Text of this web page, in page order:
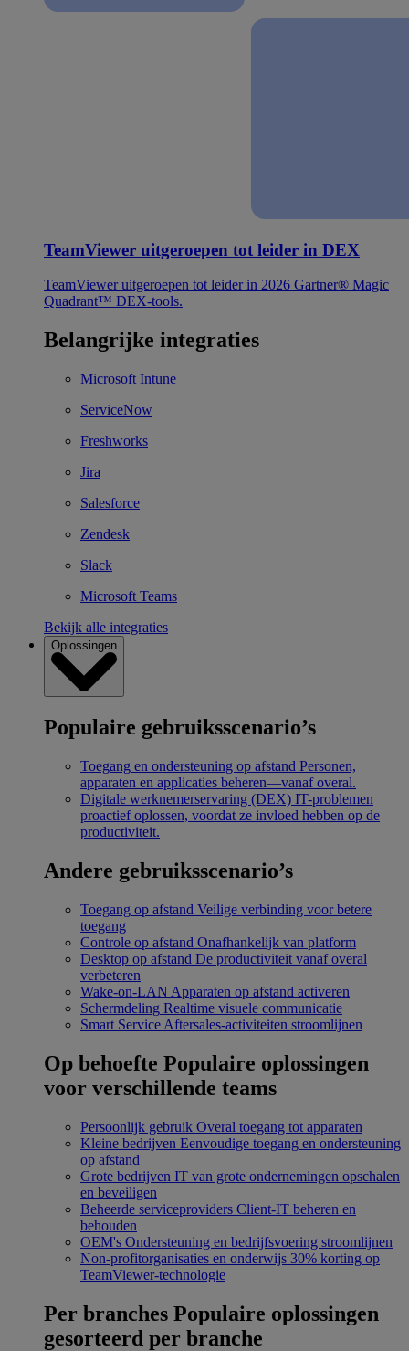
TeamViewer uitgeroepen tot leider in DEX
TeamViewer uitgeroepen tot leider in 2026 Gartner® Magic
Quadrant™ DEX-tools.
Belangrijke integraties
Microsoft Intune
ServiceNow
Freshworks
Jira
Salesforce
Zendesk
Slack
Microsoft Teams
Bekijk alle integraties
Oplossingen
Populaire gebruiksscenario’s
Toegang en ondersteuning op afstand Personen,
apparaten en applicaties beheren—vanaf overal.
Digitale werknemerservaring (DEX) IT-problemen
proactief oplossen, voordat ze invloed hebben op de
productiviteit.
Andere gebruiksscenario’s
Toegang op afstand Veilige verbinding voor betere
toegang
Controle op afstand Onafhankelijk van platform
Desktop op afstand De productiviteit vanaf overal
verbeteren
Wake-on-LAN Apparaten op afstand activeren
Schermdeling Realtime visuele communicatie
Smart Service Aftersales-activiteiten stroomlijnen
Op behoefte Populaire oplossingen
voor verschillende teams
Persoonlijk gebruik Overal toegang tot apparaten
Kleine bedrijven Eenvoudige toegang en ondersteuning
op afstand
Grote bedrijven IT van grote ondernemingen opschalen
en beveiligen
Beheerde serviceproviders Client-IT beheren en
behouden
OEM's Ondersteuning en bedrijfsvoering stroomlijnen
Non-profitorganisaties en onderwijs 30% korting op
TeamViewer-technologie
Per branches Populaire oplossingen
gesorteerd per branche